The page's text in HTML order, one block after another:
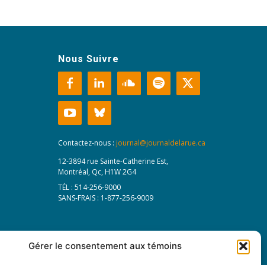
Gérer le consentement aux témoins
Nous Suivre
Contactez-nous : journal@journaldelarue.ca
12-3894 rue Sainte-Catherine Est,
Montréal, Qc, H1W 2G4
TÉL : 514-256-9000
SANS-FRAIS : 1-877-256-9009